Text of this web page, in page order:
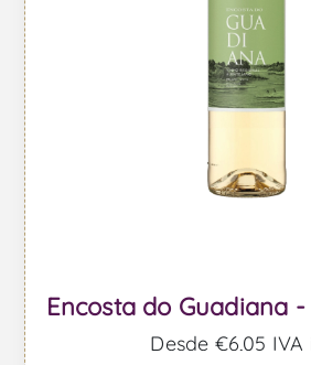
Encosta do Guadiana
Desde €6,05 IVA